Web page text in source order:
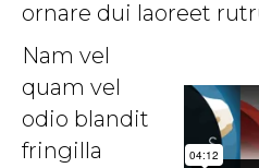
ornare dui laoreet
Nam vel
quam vel
odio blandit
fringilla